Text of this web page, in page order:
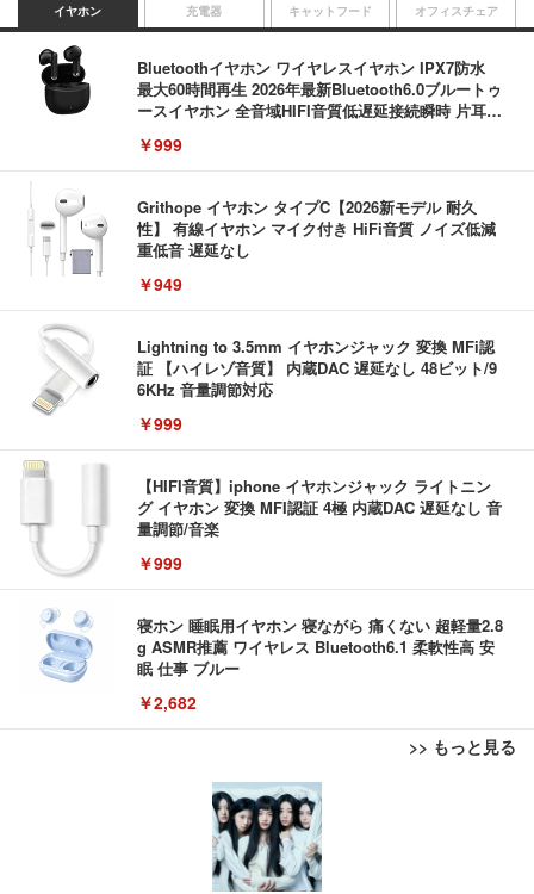
イヤホン
Bluetoothイヤホン ワイヤレスイヤホン IPX7防水
最大60時間再生 2026年最新Bluetooth6.0ブルートゥ
ースイヤホン 全音域HIFI音質低遅延接続瞬時 片耳/
用iPhone/Android対応 (002 black)
￥999
Grithope イヤホン タイプC【2026新モデル 耐久
性】 有線イヤホン マイク付き HiFi音質 ノイズ低減
重低音 遅延なし
￥949
Lightning to 3.5mm イヤホンジャック 変換 MFi認
証 【ハイレゾ音質】 内蔵DAC 遅延なし 48ビット/9
6KHz 音量調節対応
￥999
【HIFI音質】iphone イヤホンジャック ライトニン
グ イヤホン 変換 MFI認証 4極 内蔵DAC 遅延なし 音
量調節/音楽
￥999
寝ホン 睡眠用イヤホン 寝ながら 痛くない 超軽量2.8
g ASMR推薦 ワイヤレス Bluetooth6.1 柔軟性高 安
眠 仕事 ブルー
￥2,682
>> もっと見る
充電器
エレコム 充電器 Type-C USB-C 20W USB PD対応
ケーブル一体型 1.5m PSE認証品 GaN採用 折りたた
み式プラグ しろちゃん 【 iPhone16 15 等対応】 E
C-AC6920WF
キャットフード
ピュリナワン キャットフード ドライ 室内飼い猫用
インドアキャット サーモン&ツナ 150ｇ (× 2)
オフィスチェア
[EdoErgo] オフィスチェア 椅子 テレワーク 疲れな
い 跳ね上げ式アームレスト コンパクト 約105度ロッ
キング pc 事務椅子 360度回転 座面昇降 強化ナイロ
ン樹脂ベース 通気性メッシュ 在宅ワーク H-WY01
(黒網+黒枠+黒足)